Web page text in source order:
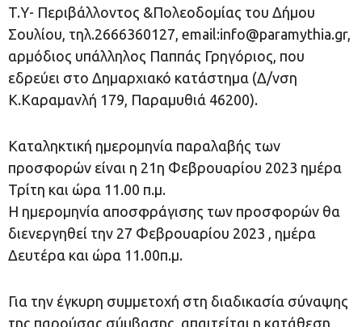
T.Υ- Περιβάλλοντος &Πολεοδομίας του Δήμου
Σουλίου, τηλ.2666360127, email:info@paramythia.gr,
αρμόδιος υπάλληλος Παππάς Γρηγόριος, που
εδρεύει στο Δημαρχιακό κατάστημα (Δ/νση
Κ.Καραμανλή 179, Παραμυθιά 46200).
Καταληκτική ημερομηνία παραλαβής των
προσφορών είναι η 21η Φεβρουαρίου 2023 ημέρα
Τρίτη και ώρα 11.00 π.μ.
Η ημερομηνία αποσφράγισης των προσφορών θα
διενεργηθεί την 27 Φεβρουαρίου 2023 , ημέρα
Δευτέρα και ώρα 11.00π.μ.
Για την έγκυρη συμμετοχή στη διαδικασία σύναψης
της παρούσας σύμβασης, απαιτείται η κατάθεση